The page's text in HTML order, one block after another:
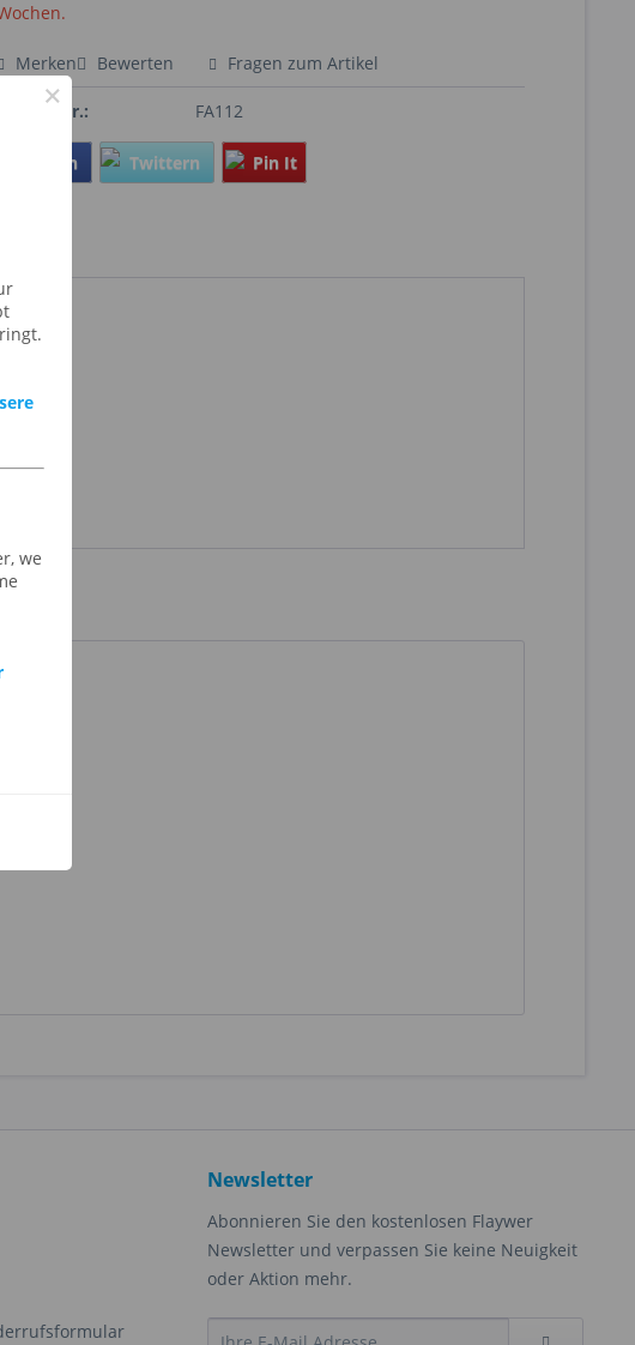
Merken Bewerten Fragen zum Artikel
Artikel-Nr.: FA112
Teilen Twittern Pin It
Newsletter
Abonnieren Sie den kostenlosen Flaywer
Newsletter und verpassen Sie keine Neuigkeit
oder Aktion mehr.
×
we